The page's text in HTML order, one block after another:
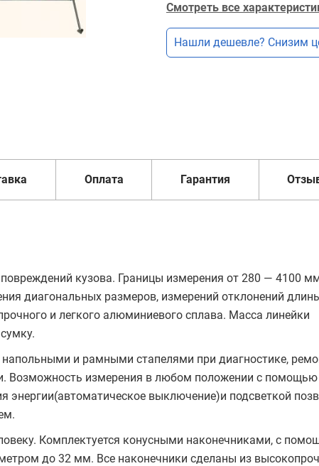
Смотреть все
Нашли дешевле? Снизим
Оплата Гарантия
кузова. Границы измерения от 280 — 4100
диагональных размеров, измерений отклонений
и легкого алюминиевого сплава. Масса линейки
и рамными стапелями при диагностике,
Возможность измерения в любом положении с помощью
выключение)и подсветкой
Комплектуется конусными наконечниками, с
до 32 мм. Все наконечники сделаны из